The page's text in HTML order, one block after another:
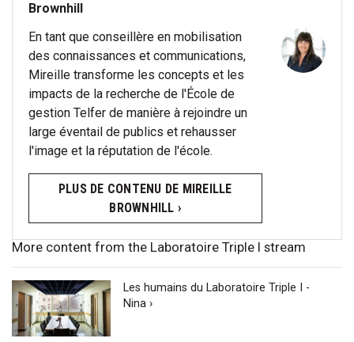
Brownhill
En tant que conseillère en mobilisation
des connaissances et communications,
Mireille transforme les concepts et les
impacts de la recherche de l'École de
gestion Telfer de manière à rejoindre un
large éventail de publics et rehausser
l'image et la réputation de l'école.
PLUS DE CONTENU DE MIREILLE
BROWNHILL ›
More content from the Laboratoire Triple I stream
Les humains du Laboratoire Triple I -
Nina ›